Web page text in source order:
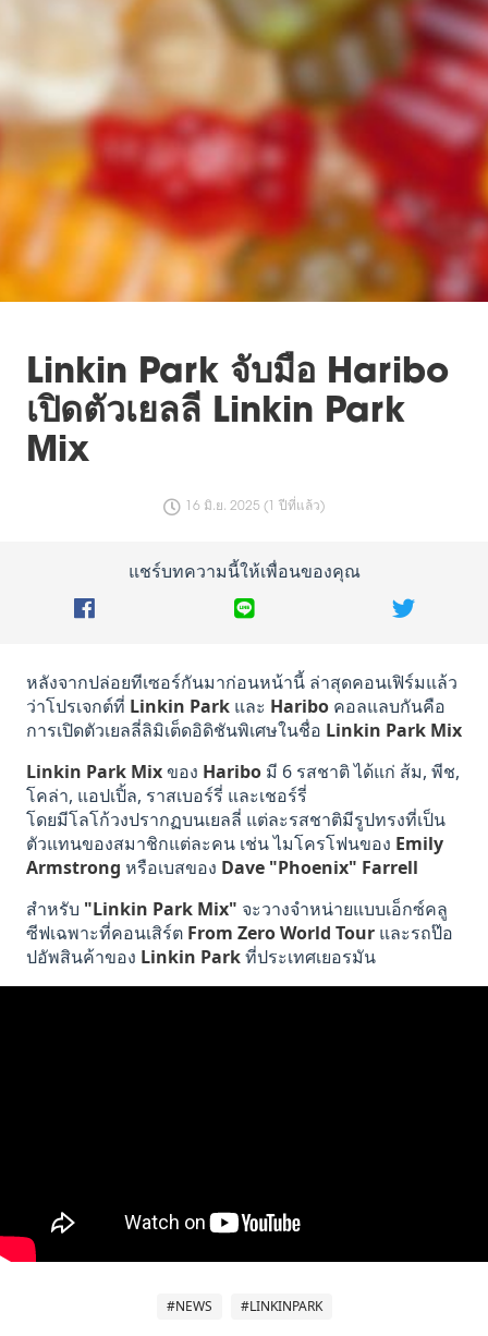
Linkin Park จับมือ Haribo
เปิดตัวเยลลี Linkin Park
Mix
16 มิ.ย. 2025 (1 ปีที่แล้ว)
แชร์บทความนี้ให้เพื่อนของคุณ
หลังจากปล่อยทีเซอร์กันมาก่อนหน้านี้ ล่าสุดคอนเฟิร์มแล้ว
ว่าโปรเจกต์ที่ Linkin Park และ Haribo คอลแลบกันคือ
การเปิดตัวเยลลี่ลิมิเต็ดอิดิชันพิเศษในชื่อ Linkin Park Mix
Linkin Park Mixของ Haribo มี 6 รสชาติ ได้แก่ ส้ม, พีช,
โคล่า, แอปเปิ้ล, ราสเบอร์รี่ และเชอร์รี่
โดยมีโลโก้วงปรากฏบนเยลลี่ แต่ละรสชาติมีรูปทรงที่เป็น
ตัวแทนของสมาชิกแต่ละคน เช่น ไมโครโฟนของ Emily
Armstrong หรือเบสของ Dave "Phoenix" Farrell
สำหรับ "Linkin Park Mix" จะวางจำหน่ายแบบเอ็กซ์คลู
ซีฟเฉพาะที่คอนเสิร์ต From Zero World Tour และรถป๊อ
ปอัพสินค้าของ Linkin Parkที่ประเทศเยอรมัน
#NEWS #LINKINPARK